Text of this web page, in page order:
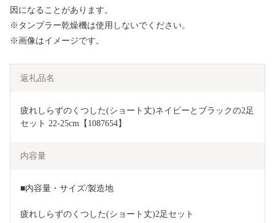
因になることがあります。
※タンブラー乾燥機は使用しないでください。
※画像はイメージです。
返礼品名
疲れしらずのくつした(ショート丈)ネイビーとブラックの2足
セット 22-25cm【1087654】
内容量
■内容量・サイズ/製造地
疲れしらずのくつした(ショート丈)2足セット